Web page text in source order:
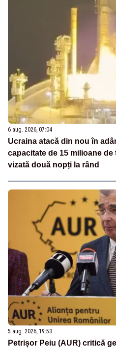
6 aug. 2026, 07:04
Ucraina atacă din nou în
capacitate de 15 milioane
vizată două nopți la rând
5 aug. 2026, 19:53
Petrișor Peiu (AUR) critică